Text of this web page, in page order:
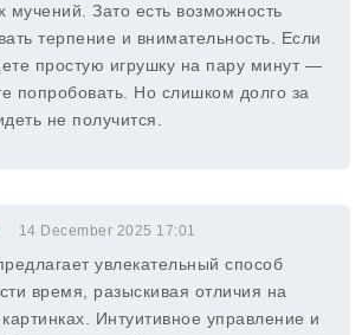
мучений. Зато есть возможность
терпение и внимательность. Если
простую игрушку на пару минут —
попробовать. Но слишком долго за
не получится.
14 December 2025 17:01
увлекательный способ
время, разыскивая отличия на
Интуитивное управление и